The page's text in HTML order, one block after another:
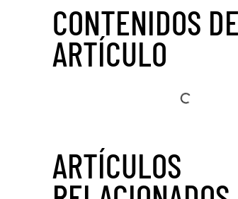
CONTENIDOS
ARTÍCULO
ARTÍCULOS